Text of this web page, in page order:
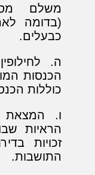
משלם
(בדומה
כבעלים.
ה.
הכנסות
כוללות
ו. המצאת
הראיות
זכויות
התושבות.